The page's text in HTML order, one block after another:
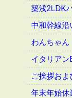
築浅2LDK
中和幹線
わんちゃ
イタリア
ご挨拶お
年末年始休